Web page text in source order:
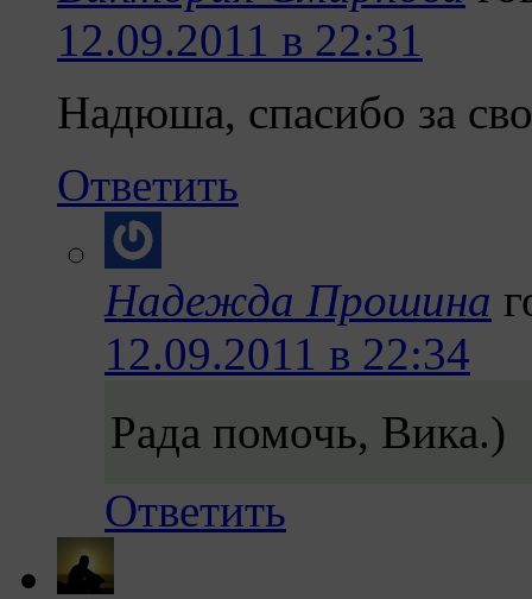
12.09.2011 в 22:31
Надюша, спасибо за
Ответить
Надежда Прошина
12.09.2011 в 22:34
Рада помочь, Вика.)
Ответить